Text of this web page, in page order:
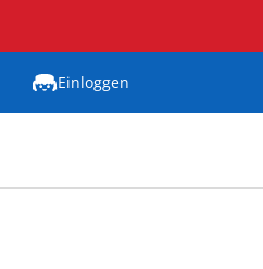
Einloggen